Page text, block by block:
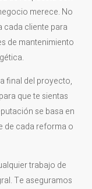
merece. No
cada cliente para
de mantenimiento
final del proyecto,
que te sientas
se basa en
de cada reforma o
trabajo de
Te aseguramos